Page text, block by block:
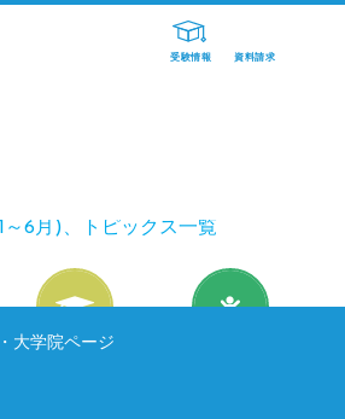
受験情報 資料請求
大学院ページ
～6月)、トピックス一覧